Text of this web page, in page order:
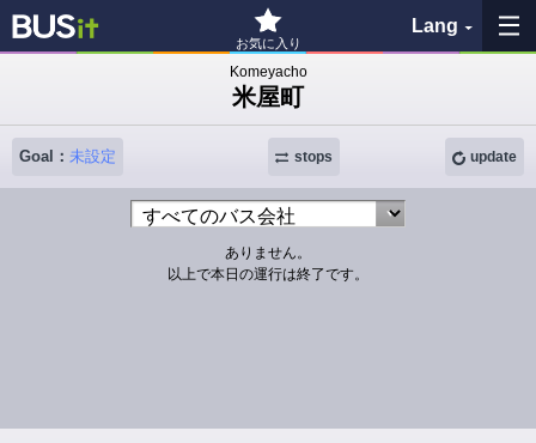
お気に入り
Lang
History
See the map
Search bus stop
Komeyacho
米屋町
Goal： 未設定 update
stops
ありません。
以上で本日の運行は終了です。